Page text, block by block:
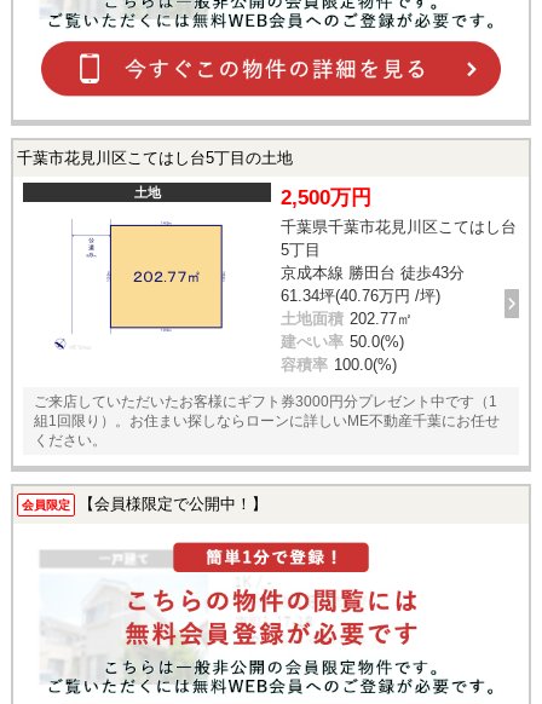
千葉市花見川区こてはし台5丁目の土地
土地 2,500万円
千葉県千葉市花見川区こてはし台
5丁目
京成本線 勝田台 徒歩43分
61.34坪(40.76万円 /坪)
土地面積 202.77㎡
建ぺい率 50.0(%)
容積率 100.0(%)
ご来店していただいたお客様にギフト券3000円分プレゼント中です（1
組1回限り）。お住まい探しならローンに詳しいME不動産千葉にお任せ
ください。
会員限定 【会員様限定で公開中！】